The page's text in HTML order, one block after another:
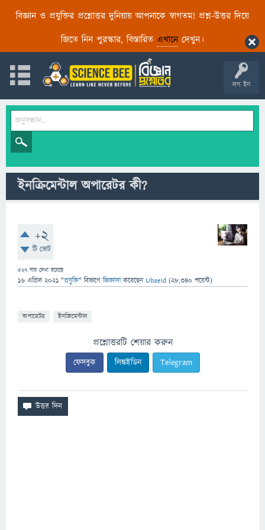
বিজ্ঞান ও প্রযুক্তির প্রশ্নোত্তর দুনিয়ায় আপনাকে স্বাগতম! প্রশ্ন-উত্তর দিয়ে
জিতে নিন পুরস্কার, বিস্তারিত এখানেদেখুন।
লগ ইন
ইনক্রিমেন্টাল অপারেটর কী?
+2
টি ভোট
527 বার দেখা হয়েছে
16 এপ্রিল 2021 "প্রযুক্তি" বিভাগে জিজ্ঞাসাকরেছেনUbaeid (28,340 পয়েন্ট)
অপারেটর ইনক্রিমেন্টাল
প্রশ্নোত্তরটি শেয়ার করুন
ফেসবুক লিঙ্কইডিন Telegram